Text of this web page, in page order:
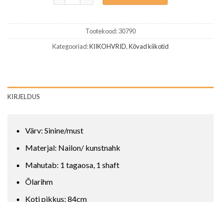
Tootekood:30790
Kategooriad:KIIKOHVRID,Kõvad kiikotid
KIRJELDUS
Värv: Sinine/must
Materjal: Nailon/ kunstnahk
Mahutab: 1 tagaosa, 1 shaft
Õlarihm
Koti pikkus: 84cm